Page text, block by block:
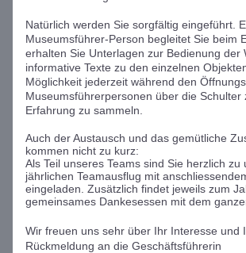
Natürlich werden Sie sorgfältig eingeführt.
Museumsführer-Person begleitet Sie beim
erhalten Sie Unterlagen zur Bedienung der
informative Texte zu den einzelnen
Möglichkeit jederzeit während den
Museumsführerpersonen über die Schulter
Erfahrung zu sammeln.
Auch der Austausch und das gemütliche
kommen nicht zu kurz:
Als Teil unseres Teams sind Sie herzlich zu
jährlichen Teamausflug mit
eingeladen. Zusätzlich findet jeweils zum
gemeinsames Dankesessen mit dem
Wir freuen uns sehr über Ihr Interesse und
Rückmeldung an die Geschäftsführerin